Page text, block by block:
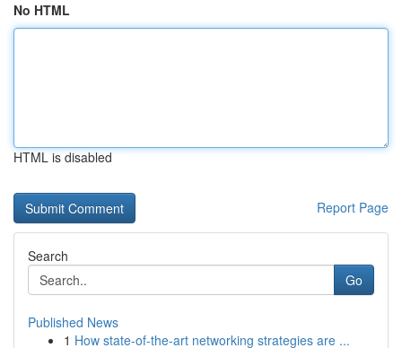
No HTML
HTML is disabled
Report Page
Search
Go
Published News
1 How state-of-the-art networking strategies are ...